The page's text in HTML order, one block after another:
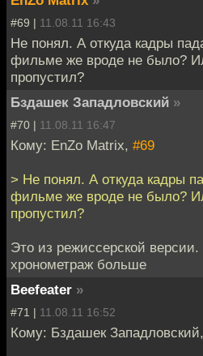
#69 | 11.08.11 16:43
Не понял. А откуда кадры
фильме же вроде не было?
пропустил?
Бздашек Западловский »
#70 | 11.08.11 16:47
Кому: EnZo Matrix, #69
> Не понял. А откуда кадры
фильме же вроде не было?
пропустил?
Это из режиссерской
хронометраж больше
Beefeater »
#71 | 11.08.11 16:52
Кому: Бздашек Западловский,